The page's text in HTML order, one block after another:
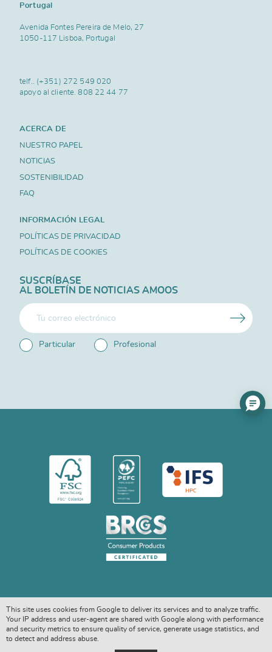
Portugal
Avenida Fontes Pereira de Melo, 27
1050-117 Lisboa, Portugal
telf.. (+351) 272 549 020
apoyo al cliente.808 22 44 77
ACERCA DE
NUESTRO PAPEL
NOTICIAS
SOSTENIBILIDAD
FAQ
INFORMACIÓN LEGAL
POLÍTICAS DE PRIVACIDAD
POLÍTICAS DE COOKIES
SUSCRÍBASE
AL BOLETÍN DE NOTICIAS AMOOS
Particular Profesional
This site uses cookies from Google to deliver its services and to analyze traffic.
Your IP address and user-agent are shared with Google along with performance
and security metrics to ensure quality of service, generate usage statistics, and
to detect and address abuse.